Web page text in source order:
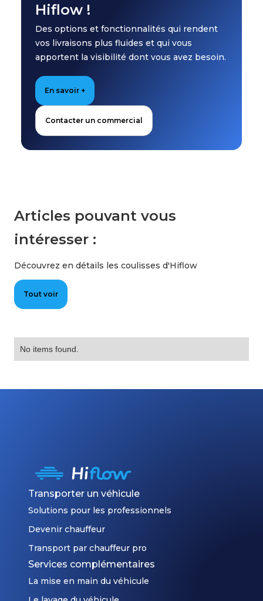
Hiflow !
Des options et fonctionnalités qui rendent
vos livraisons plus fluides et qui vous
apportent la visibilité dont vous avez besoin.
En savoir +
Contacter un commercial
Articles pouvant vous
intéresser :
Découvrez en détails les coulisses d'Hiflow
Tout voir
No items found.
Transporter un véhicule
Solutions pour les professionnels
Devenir chauffeur
Transport par chauffeur pro
Services complémentaires
La mise en main du véhicule